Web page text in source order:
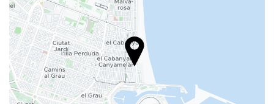
Фитнес-центр
Еда и напитки
Ресторан à la carte
Бар